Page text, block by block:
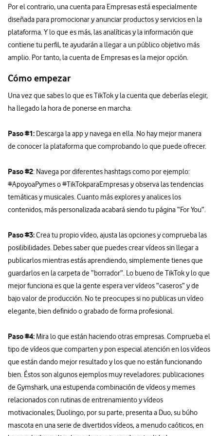
Por el contrario, una cuenta para Empresas está especialmente
diseñada para promocionar y anunciar productos y servicios en la
plataforma. Y lo que es más, las analíticas y la información que
contiene tu perfil, te ayudarán a llegar a un público objetivo más
amplio. Por tanto, la cuenta de Empresas es la mejor opción.
Cómo empezar
Una vez que sabes lo que es TikTok y la cuenta que deberías elegir,
ha llegado la hora de ponerse en marcha.
Paso #1: Descarga la app y navega en ella. No hay mejor manera
de conocer la plataforma que comprobando lo que puede ofrecer.
Paso #2: Navega por diferentes hashtags como por ejemplo:
#ApoyoaPymes o #TikTokparaEmpresas y observa las tendencias
temáticas y musicales. Cuanto más explores y analices los
contenidos, más personalizada acabará siendo tu página “For You”.
Paso #3:Crea tu propio vídeo, ajusta las opciones y comprueba las
posilibilidades. Debes saber que puedes crear vídeos sin llegar a
publicarlos mientras estás aprendiendo, simplemente tienes que
guardarlos en la carpeta de “borrador”. Lo bueno de TikTok y lo que
mejor funciona es que la gente espera ver vídeos “caseros” y de
bajo valor de producción. No te preocupes si no publicas un vídeo
elegante, bien definido o grabado de forma profesional.
Paso #4: Mira lo que están haciendo otras empresas. Comprueba el
tipo de vídeos que comparten y pon especial atención en los vídeos
que están dando mejor resultado y los que no están funcionando
bien. Éstos son algunos ejemplos muy reveladores: publicaciones
de Gymshark, una estupenda combinación de vídeos y memes
relacionados con rutinas de entrenamiento y vídeos
motivacionales; Duolingo, por su parte, presenta a Duo, su búho
mascota en una serie de divertidos vídeos, a menudo caóticos, en